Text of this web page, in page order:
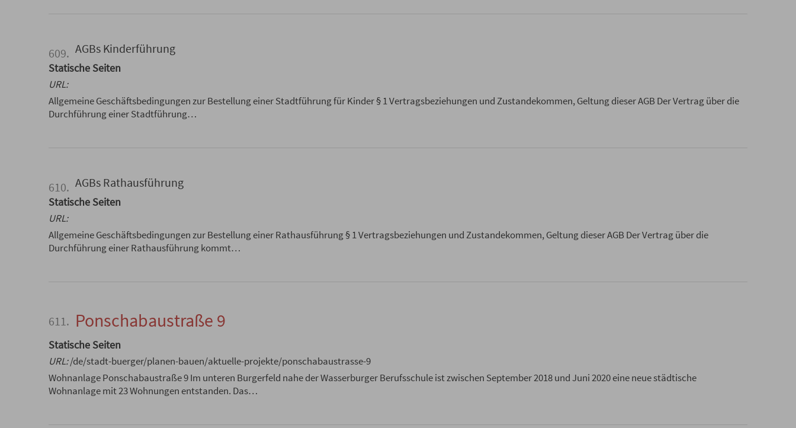
609. AGBs Kinderführung
Statische Seiten
URL:
Allgemeine Geschäftsbedingungen zur Bestellung einer Stadtführung für Kinder § 1 Vertragsbeziehungen und Zustandekommen, Geltung dieser AGB Der Vertrag über die
Durchführung einer Stadtführung…
610. AGBs Rathausführung
Statische Seiten
URL:
Allgemeine Geschäftsbedingungen zur Bestellung einer Rathausführung § 1 Vertragsbeziehungen und Zustandekommen, Geltung dieser AGB Der Vertrag über die
Durchführung einer Rathausführung kommt…
611. Ponschabaustraße 9
Statische Seiten
URL:/de/stadt-buerger/planen-bauen/aktuelle-projekte/ponschabaustrasse-9
Wohnanlage Ponschabaustraße 9 Im unteren Burgerfeld nahe der Wasserburger Berufsschule ist zwischen September 2018 und Juni 2020 eine neue städtische
Wohnanlage mit 23 Wohnungen entstanden. Das…